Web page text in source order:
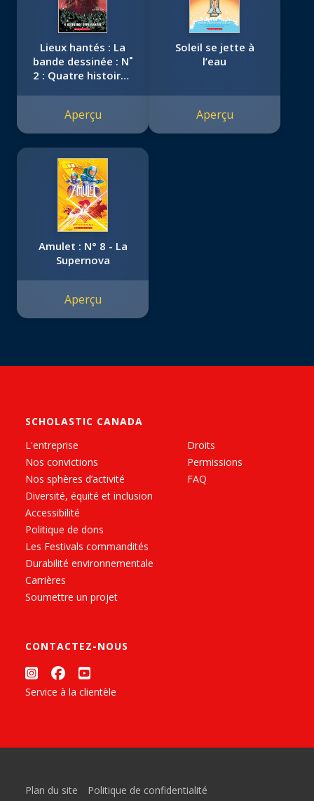
Lieux hantés : La
bande dessinée : N˚
2 : Quatre histoires
Aperçu
Soleil se jette à
l’eau
Aperçu
Amulet : N° 8 - La
Supernova
Aperçu
SCHOLASTIC CANADA
L'entreprise
Nos convictions
Nos sphères d’activité
Diversité, équité et inclusion
Accessibilité
Politique de dons
Les Festivals commandités
Durabilité environnementale
Carrières
Soumettre un projet
Droits
Permissions
FAQ
CONTACTEZ-NOUS
Service à la clientèle
Plan du site
Politique de confidentialité